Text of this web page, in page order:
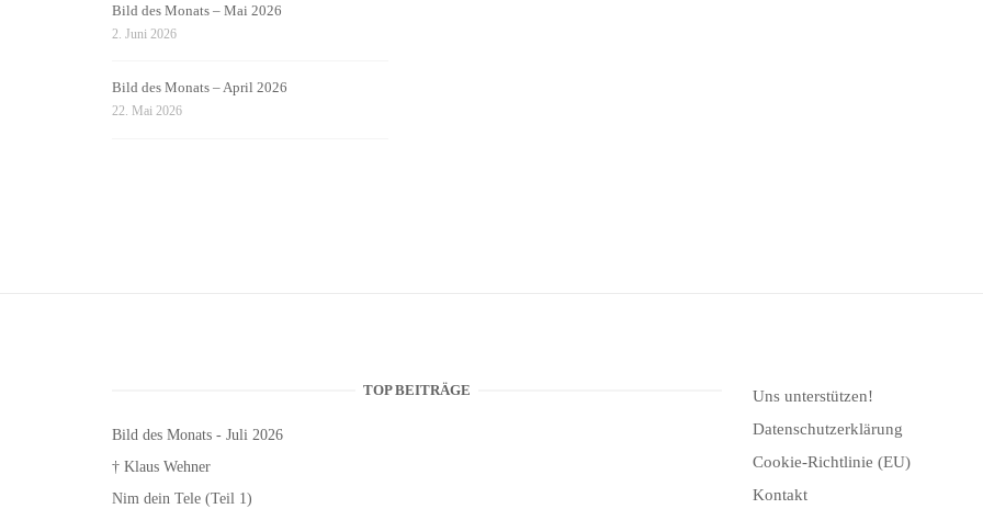
Bild des Monats – Mai 2026
2. Juni 2026
Bild des Monats – April 2026
22. Mai 2026
TOP BEITRÄGE
Bild des Monats - Juli 2026
† Klaus Wehner
Nim dein Tele (Teil 1)
Uns unterstützen!
Datenschutzerklärung
Cookie-Richtlinie (EU)
Kontakt